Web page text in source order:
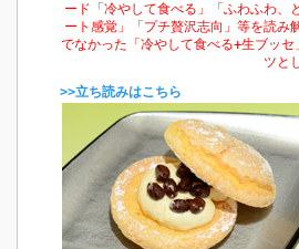
ード「冷やして食べる」「ふわふわ、
ート感覚」「プチ贅沢志向」等を読み
でなかった「冷やして食べる+生ブッ
ツと
>>立ち読みはこちら